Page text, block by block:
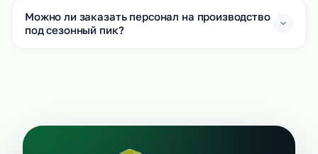
Можно ли заказать персонал на производство
под сезонный пик?